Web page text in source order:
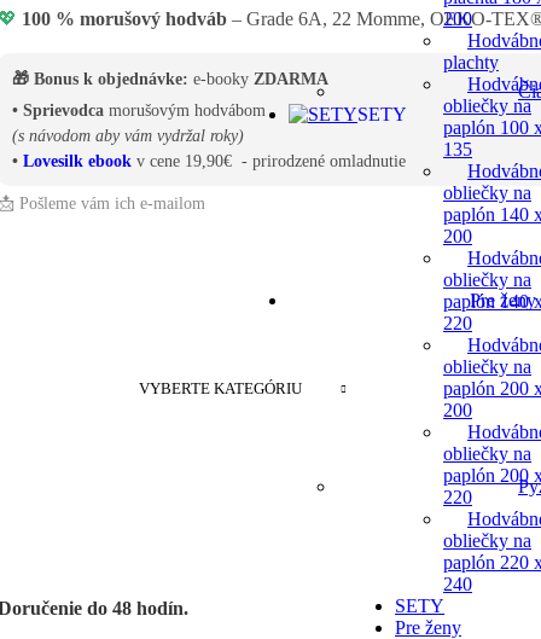
SETY
Pre ženy
VYBERTE KATEGÓRIU
200
plachty
obliečky na
paplón 100
135
obliečky na
paplón 140
200
obliečky na
paplón 140
220
obliečky na
paplón 200
200
obliečky na
paplón 200
220
obliečky na
paplón 220
240
SETY
Pre ženy
100 % morušový hodváb – Grade 6A, 22 Momme, OEKO-
🎁 Bonus k objednávke: e-booky ZDARMA
• Sprievodca morušovým hodvábom
(s návodom aby vám vydržal roky)
• Lovesilk ebook v cene 19,90€ - prirodzené omladnutie
Pošleme vám ich e-mailom
do 48 hodín.